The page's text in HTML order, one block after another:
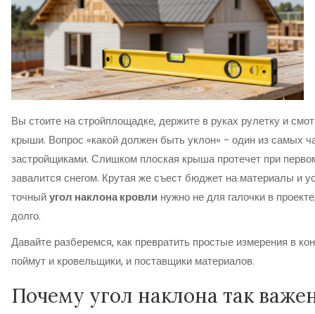
Вы стоите на стройплощадке, держите в руках рулетку и
крыши. Вопрос «какой должен быть уклон» - один из самых
застройщиками. Слишком плоская крыша протечет при
завалится снегом. Крутая же съест бюджет на материалы и
точныйугол наклона кровли нужно не для галочки в
долго.
Давайте разберемся, как превратить простые измерения в
поймут и кровельщики, и поставщики материалов.
Почему угол наклона так